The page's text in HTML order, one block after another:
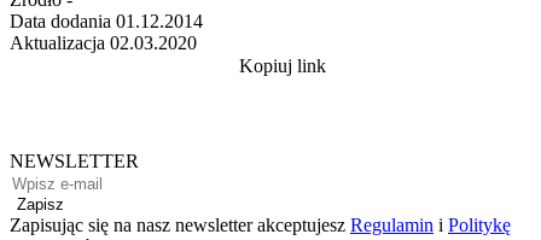
Data dodania 01.12.2014
Aktualizacja 02.03.2020
Kopiuj link
NEWSLETTER
Zapisz
Zapisując się na nasz newsletter akceptujesz Regulamin i Politykę